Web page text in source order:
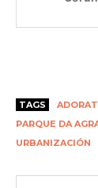
TAGS
PARQUE DA
URBANIZACIÓN